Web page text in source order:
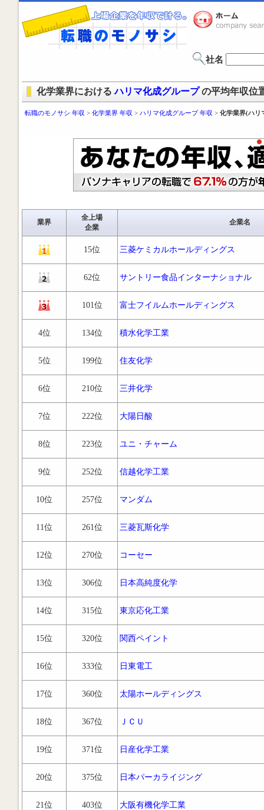
社名
化学業界におけるハリマ化成グループの平均年収位
転職のモノサシ 年収 > 化学業界 年収 > ハリマ化成グループ 年収 > 化学業界(ハリ
業界
全上場
企業
企業名
15位 三菱ケミカルホールディングス
62位 サントリー食品インターナショナル
101位 富士フイルムホールディングス
4位 134位 積水化学工業
5位 199位 住友化学
6位 210位 三井化学
7位 222位 大陽日酸
8位 223位 ユニ・チャーム
9位 252位 信越化学工業
10位 257位 マンダム
11位 261位 三菱瓦斯化学
12位 270位 コーセー
13位 306位 日本高純度化学
14位 315位 東京応化工業
15位 320位 関西ペイント
16位 333位 日東電工
17位 360位 太陽ホールディングス
18位 367位 ＪＣＵ
19位 371位 日産化学工業
20位 375位 日本パーカライジング
21位 403位 大阪有機化学工業